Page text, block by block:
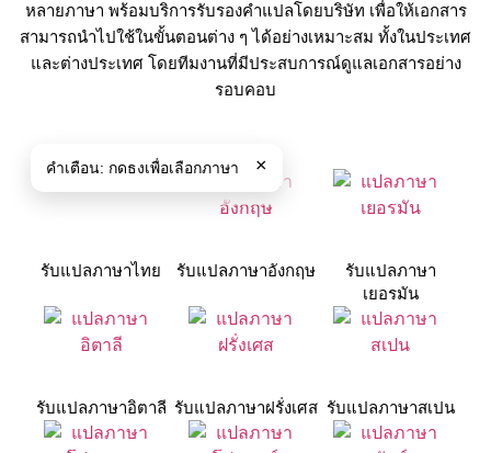
หลายภาษา พร้อมบริการรับรองคำแปลโดยบริษัท เพื่อให้เอกสาร
สามารถนำไปใช้ในขั้นตอนต่าง ๆ ได้อย่างเหมาะสม ทั้งในประเทศ
และต่างประเทศ โดยทีมงานที่มีประสบการณ์ดูแลเอกสารอย่าง
รอบคอบ
×
คำเตือน: กดธงเพื่อเลือกภาษา
รับแปลภาษาไทย รับแปลภาษาอังกฤษ
รับแปลภาษา
เยอรมัน
รับแปลภาษาอิตาลี รับแปลภาษาฝรั่งเศส รับแปลภาษาสเปน